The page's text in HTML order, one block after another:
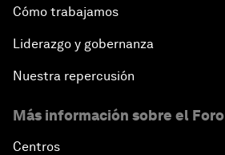
Cómo trabajamos
Liderazgo y gobernanza
Nuestra repercusión
Más información sobre el Foro
Centros